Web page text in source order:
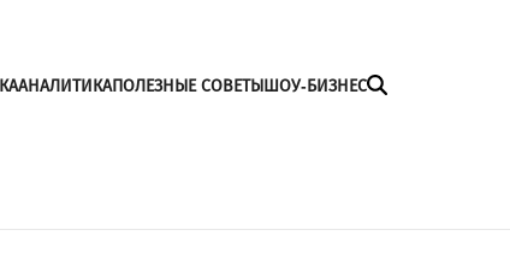
АНАЛИТИКАПОЛЕЗНЫЕ СОВЕТЫШОУ-БИЗНЕС